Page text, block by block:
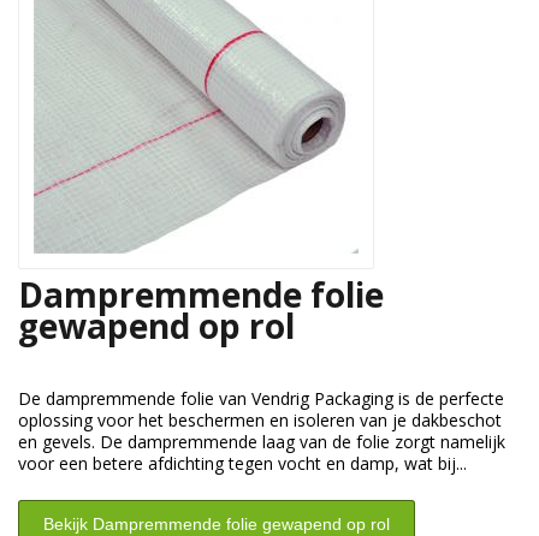
Dampremmende folie
gewapend op rol
De dampremmende folie van Vendrig Packaging is de perfecte
oplossing voor het beschermen en isoleren van je dakbeschot
en gevels. De dampremmende laag van de folie zorgt namelijk
voor een betere afdichting tegen vocht en damp, wat bij...
Bekijk Dampremmende folie gewapend op rol